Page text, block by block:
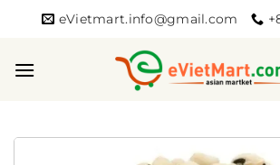
dung
eVietmart.info@gmail.com